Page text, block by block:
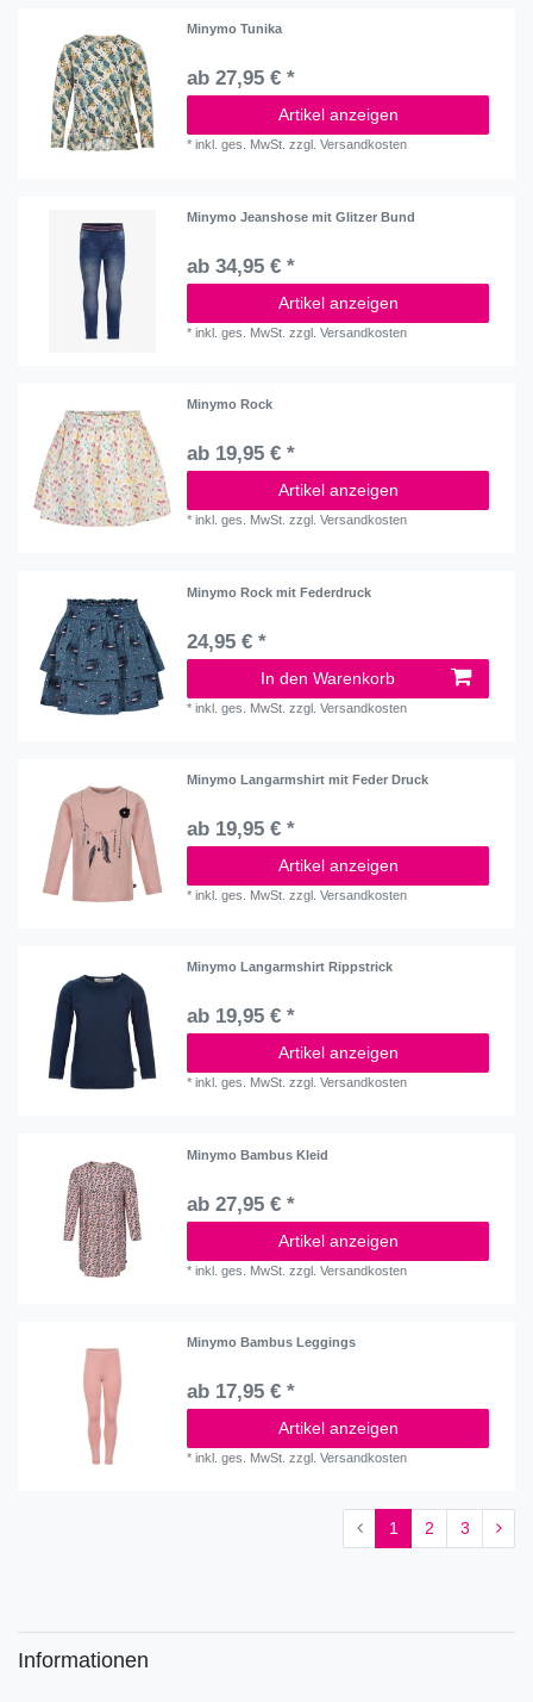
Minymo Tunika
ab 27,95 € *
Artikel anzeigen
*inkl. ges. MwSt. zzgl.Versandkosten
Minymo Jeanshose mit Glitzer Bund
ab 34,95 € *
Artikel anzeigen
*inkl. ges. MwSt. zzgl.Versandkosten
Minymo Rock
ab 19,95 € *
Artikel anzeigen
*inkl. ges. MwSt. zzgl.Versandkosten
Minymo Rock mit Federdruck
24,95 € *
In den Warenkorb
*inkl. ges. MwSt. zzgl.Versandkosten
Minymo Langarmshirt mit Feder Druck
ab 19,95 € *
Artikel anzeigen
*inkl. ges. MwSt. zzgl.Versandkosten
Minymo Langarmshirt Rippstrick
ab 19,95 € *
Artikel anzeigen
*inkl. ges. MwSt. zzgl.Versandkosten
Minymo Bambus Kleid
ab 27,95 € *
Artikel anzeigen
*inkl. ges. MwSt. zzgl.Versandkosten
Minymo Bambus Leggings
ab 17,95 € *
Artikel anzeigen
*inkl. ges. MwSt. zzgl.Versandkosten
1 2 3
Informationen